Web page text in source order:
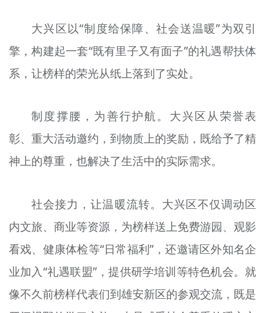
大兴区以“制度给保障、社会送温暖”为双引
擎，构建起一套“既有里子又有面子”的礼遇帮扶体
系，让榜样的荣光从纸上落到了实处。
制度撑腰，为善行护航。大兴区从荣誉表
彰、重大活动邀约，到物质上的奖励，既给予了精
神上的尊重，也解决了生活中的实际需求。
社会接力，让温暖流转。大兴区不仅调动区
内文旅、商业等资源，为榜样送上免费游园、观影
看戏、健康体检等“日常福利”，还邀请区外知名企
业加入“礼遇联盟”，提供研学培训等特色机会。就
像不久前榜样代表们到雄安新区的参观交流，既是